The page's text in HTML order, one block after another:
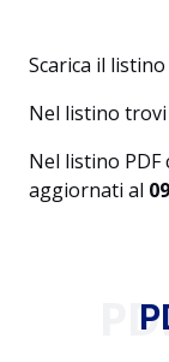
Scarica il
Nel listino
Nel listino PDF
aggiornati al